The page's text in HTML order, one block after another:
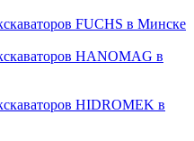
FUCHS в Минске
HANOMAG в
HIDROMEK в